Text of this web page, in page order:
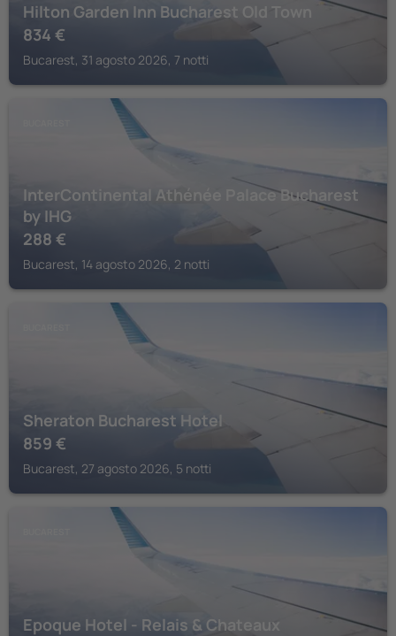
Hilton Garden Inn Bucharest Old Town
834 €
Bucarest, 31 agosto 2026, 7 notti
InterContinental Athénée Palace Bucharest
by IHG
288 €
Bucarest, 14 agosto 2026, 2 notti
Sheraton Bucharest Hotel
859 €
Bucarest, 27 agosto 2026, 5 notti
Epoque Hotel - Relais & Chateaux